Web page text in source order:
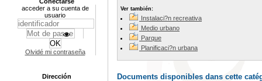
Ver también:
Instalaci?n recreativa
Medio urbano
Parque
Planificaci?n urbana
Documents disponibles dans cette
acceder a su cuenta de
usuario
Olvidé mi contraseña
Dirección